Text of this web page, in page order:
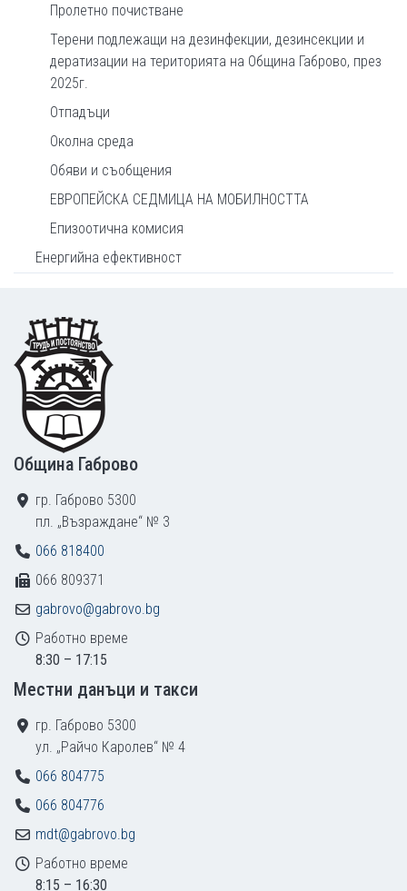
Пролетно почистване
Терени подлежащи на дезинфекции, дезинсекции и
дератизации на територията на Община Габрово, през
2025г.
Отпадъци
Околна среда
Обяви и съобщения
ЕВРОПЕЙСКА СЕДМИЦА НА МОБИЛНОСТТА
Епизоотична комисия
Енергийна ефективност
Footer
Община Габрово
гр. Габрово 5300
пл. „Възраждане“ № 3
066 818400
066 809371
gabrovo@gabrovo.bg
Работно време
8:30 – 17:15
Местни данъци и такси
гр. Габрово 5300
ул. „Райчо Каролев“ № 4
066 804775
066 804776
mdt@gabrovo.bg
Работно време
8:15 – 16:30